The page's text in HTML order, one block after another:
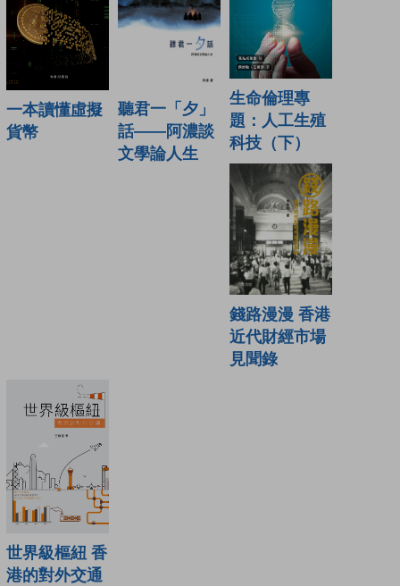
一本讀懂虛擬
貨幣
聽君一「夕」
話——阿濃談
文學論人生
生命倫理專
題：人工生殖
科技（下）
錢路漫漫 香港
近代財經市場
見聞錄
世界級樞紐 香
港的對外交通